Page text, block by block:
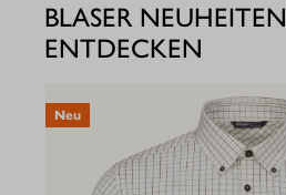
BLASER NEUHEITEN
ENTDECKEN
Neu